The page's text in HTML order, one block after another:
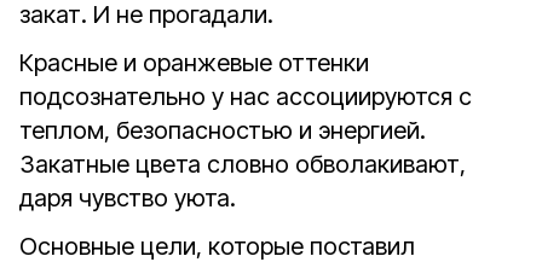
закат. И не прогадали.
Красные и оранжевые оттенки
подсознательно у нас ассоциируются с
теплом, безопасностью и энергией.
Закатные цвета словно обволакивают,
даря чувство уюта.
Основные цели, которые поставил